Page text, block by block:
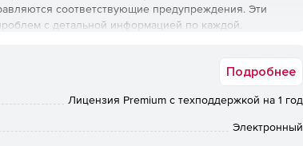
соответствующие предупреждения. Эти
с детальной информацией по каждой.
SQL Monitor можно с любого настольногоПодробнее
Лицензия Premium с техподдержкой на 1 год
Электронный